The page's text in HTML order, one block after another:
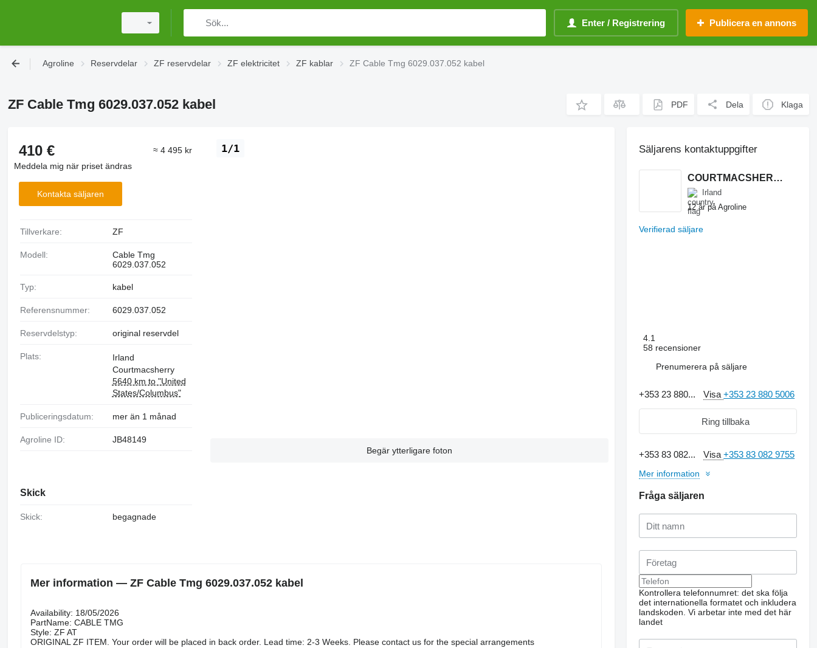
Enter / Registrering Publicera en annons
Agroline Reservdelar ZF reservdelar ZF elektricitet ZF kablar ZF Cable Tmg 6029.037.052 kabel
ZF Cable Tmg 6029.037.052 kabel PDF Dela Klaga
1/1
Begär ytterligare foton
410 €
≈ 4 495 kr
Meddela mig när priset ändras
Kontakta säljaren
Tillverkare: ZF
Modell:
Cable Tmg
6029.037.052
Typ: kabel
Referensnummer: 6029.037.052
Reservdelstyp: original reservdel
Plats:
Irland
Courtmacsherry
5640 km to "United
States/Columbus"
Publiceringsdatum: mer än 1 månad
Agroline ID: JB48149
Skick
Skick: begagnade
Mer information — ZF Cable Tmg 6029.037.052 kabel
Availability: 18/05/2026
PartName: CABLE TMG
Style: ZF AT
ORIGINAL ZF ITEM. Your order will be placed in back order. Lead time: 2-3 Weeks. Please contact us for the special arrangements
Säljarens kontaktuppgifter
COURTMACSHERRY MACHINERY LTD
Irland
12 år på Agroline
Verifierad säljare
4.1
58 recensioner
Prenumerera på säljare
+353 23 880... Visa+353 23 880 5006
Ring tillbaka
+353 83 082... Visa+353 83 082 9755
Mer information
Fråga säljaren
Kontrollera telefonnumret: det ska följa
det internationella formatet och inkludera
landskoden. Vi arbetar inte med det här
landet